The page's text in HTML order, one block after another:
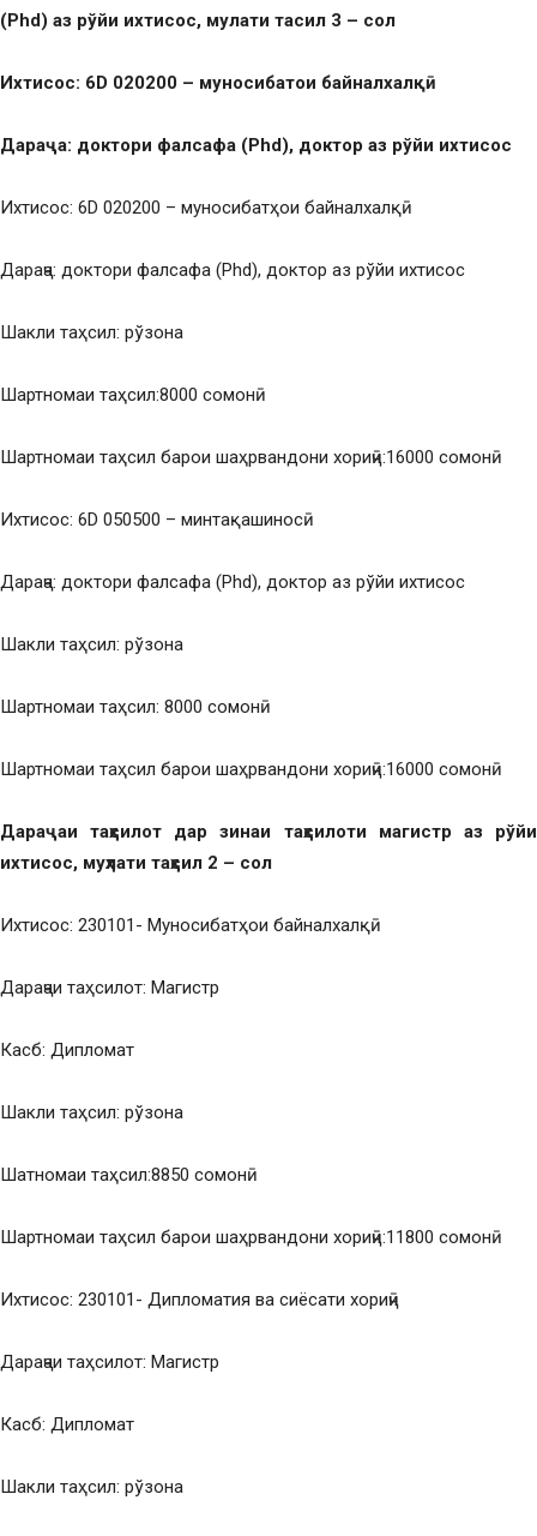
(Phd) аз рўйи ихтисос, мулати тасил 3 – сол
Ихтисос: 6D 020200 – муносибатои байналхалқӣ
Дараҷа: доктори фалсафа (Phd), доктор аз рўйи ихтисос
Ихтисос: 6D 020200 – муносибатҳои байналхалқӣ
Дараҷа: доктори фалсафа (Phd), доктор аз рўйи ихтисос
Шакли таҳсил: рўзона
Шартномаи таҳсил:8000 сомонӣ
Шартномаи таҳсил барои шаҳрвандони хориҷӣ:16000 сомонӣ
Ихтисос: 6D 050500 – минтақашиносӣ
Дараҷа: доктори фалсафа (Phd), доктор аз рўйи ихтисос
Шакли таҳсил: рўзона
Шартномаи таҳсил: 8000 сомонӣ
Шартномаи таҳсил барои шаҳрвандони хориҷӣ:16000 сомонӣ
Дараҷаи таҳсилот дар зинаи таҳсилоти магистр аз рўйи
ихтисос, муҳлати таҳсил 2 – сол
Ихтисос: 230101- Муносибатҳои байналхалқӣ
Дараҷаи таҳсилот: Магистр
Касб: Дипломат
Шакли таҳсил: рўзона
Шатномаи таҳсил:8850 сомонӣ
Шартномаи таҳсил барои шаҳрвандони хориҷӣ:11800 сомонӣ
Ихтисос: 230101- Дипломатия ва сиёсати хориҷӣ
Дараҷаи таҳсилот: Магистр
Касб: Дипломат
Шакли таҳсил: рўзона